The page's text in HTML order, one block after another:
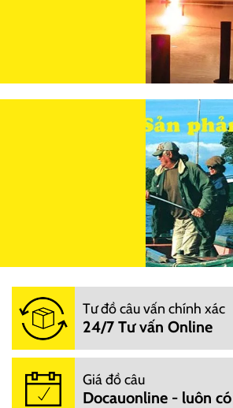
Tư đồ câu vấn chính xác
24/7 Tư vấn Online
Giá đồ câu
Docauonline - luôn